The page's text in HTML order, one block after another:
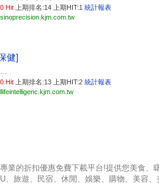
0 Hit 上期排名:14 上期HIT:1 統計報表
sinoprecision.kjm.com.tw
健]
...
0 Hit 上期排名:13 上期HIT:2 統計報表
llifeintelligenc.kjm.com.tw
專業的折扣優惠免費下載平台!提供您美食、
U、旅遊、民宿、休閒、娛樂、購物、美容、